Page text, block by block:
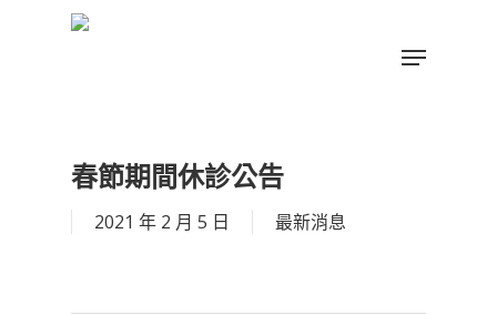
Menu
春節期間休診公告
2021 年 2 月 5 日 最新消息